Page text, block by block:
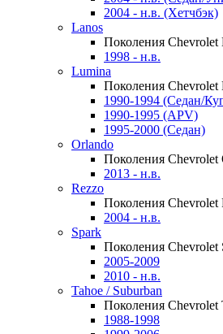
2004 - н.в. (Хетчбэк)
Lanos
Поколения Chevrolet
1998 - н.в.
Lumina
Поколения Chevrolet
1990-1994 (Седан/
1990-1995 (APV)
1995-2000 (Седан)
Orlando
Поколения Chevrolet
2013 - н.в.
Rezzo
Поколения Chevrolet
2004 - н.в.
Spark
Поколения Chevrolet
2005-2009
2010 - н.в.
Tahoe / Suburban
Поколения Chevrolet
1988-1998